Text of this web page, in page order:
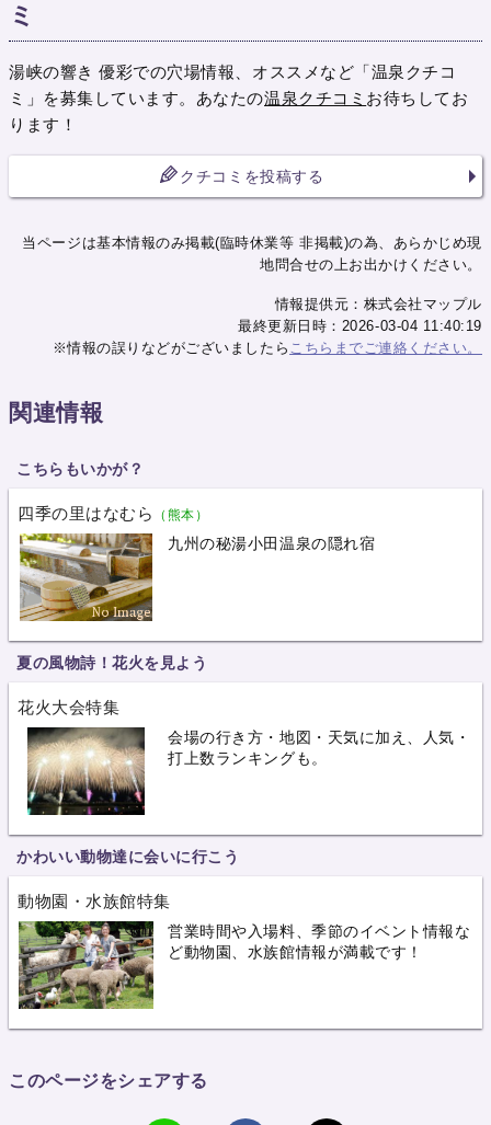
ミ
湯峡の響き 優彩での穴場情報、オススメなど「温泉クチコ
ミ」を募集しています。あなたの温泉クチコミ お待ちしてお
ります！
クチコミを投稿する
当ページは基本情報のみ掲載(臨時休業等 非掲載)の為、あらかじめ現
地問合せの上お出かけください。
情報提供元：株式会社マップル
最終更新日時：2026-03-04 11:40:19
※情報の誤りなどがございましたら こちらまでご連絡ください。
関連情報
こちらもいかが？
四季の里はなむら （熊本）
九州の秘湯小田温泉の隠れ宿
夏の風物詩！花火を見よう
花火大会特集
会場の行き方・地図・天気に加え、人気・
打上数ランキングも。
かわいい動物達に会いに行こう
動物園・水族館特集
営業時間や入場料、季節のイベント情報な
ど動物園、水族館情報が満載です！
このページをシェアする